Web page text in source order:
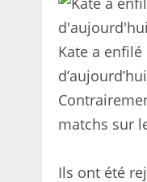
Kate a
matchs sur
Ils ont été